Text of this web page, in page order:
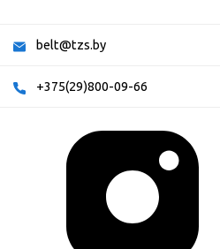
belt@tzs.by
+375(29)800-09-66